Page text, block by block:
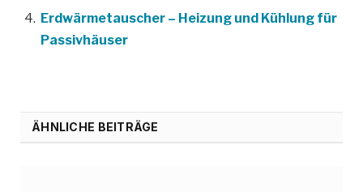
Erdwärmetauscher – Heizung und Kühlung für
Passivhäuser
ÄHNLICHE BEITRÄGE